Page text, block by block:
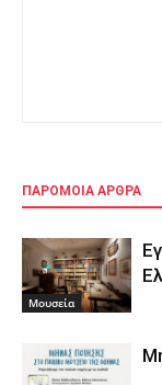
ΠΑΡΟΜΟΙΑ ΑΡΘΡΑ
Μουσεία